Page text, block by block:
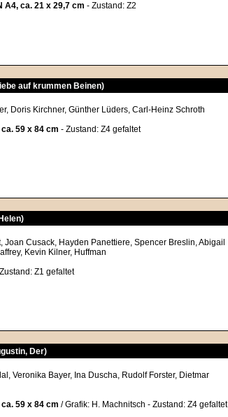
A4, ca. 21 x 29,7 cm - Zustand: Z2
auf krummen Beinen)
Doris Kirchner, Günther Lüders, Carl-Heinz Schroth
59 x 84 cm - Zustand: Z4 gefaltet
Joan Cusack, Hayden Panettiere, Spencer Breslin, Abigail
Kevin Kilner, Huffman
Z1 gefaltet
Der)
Veronika Bayer, Ina Duscha, Rudolf Forster, Dietmar
59 x 84 cm / Grafik: H. Machnitsch - Zustand: Z4 gefaltet